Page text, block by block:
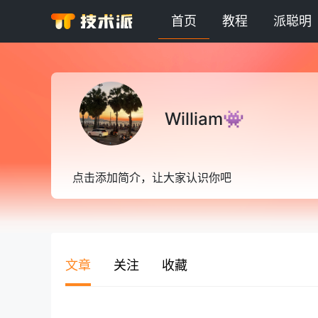
首页 教程 派聪明
William👾
点击添加简介，让大家认识你吧
文章 关注 收藏